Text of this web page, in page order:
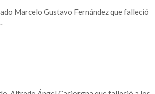
Marcelo Gustavo Fernández que falleció